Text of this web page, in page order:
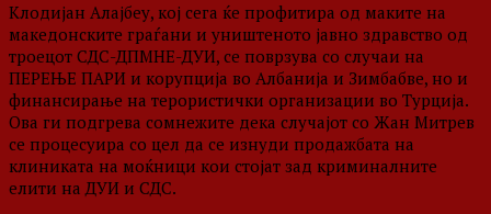
Клодијан Алајбеу, кој сега ќе профитира од маките на
македонските граѓани и уништеното јавно здравство од
троецот СДС-ДПМНЕ-ДУИ, се поврзува со случаи на
ПЕРЕЊЕ ПАРИ и корупција во Албанија и Зимбабве, но и
финансирање на терористички организации во Турција.
Ова ги подгрева сомнежите дека случајот со Жан Митрев
се процесуира со цел да се изнуди продажбата на
клиниката на моќници кои стојат зад криминалните
елити на ДУИ и СДС.